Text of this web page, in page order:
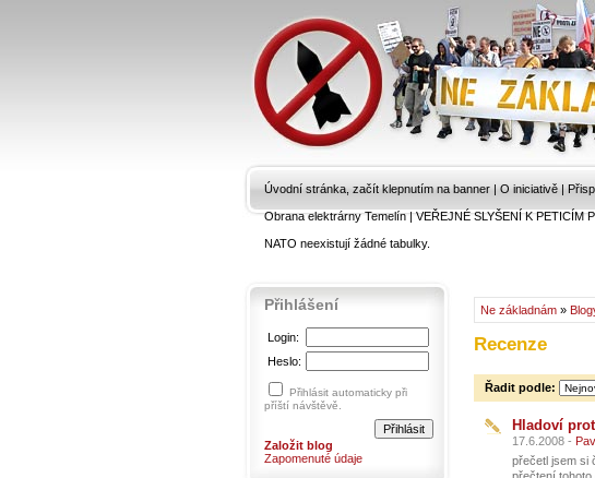
Úvodní stránka, začít klepnutím na banner | O iniciativě |
Obrana elektrárny Temelín|VEŘEJNÉ SLYŠENÍ K PETICÍM
NATO neexistují žádné tabulky.
Ne základnám »
Recenze
Řadit podle:
Hladoví
17.6.2008 -
přečetl jsem si
Přihlášení
Login:
Heslo:
Přihlásit automaticky při
příští návštěvě.
Založit blog
Zapomenuté údaje